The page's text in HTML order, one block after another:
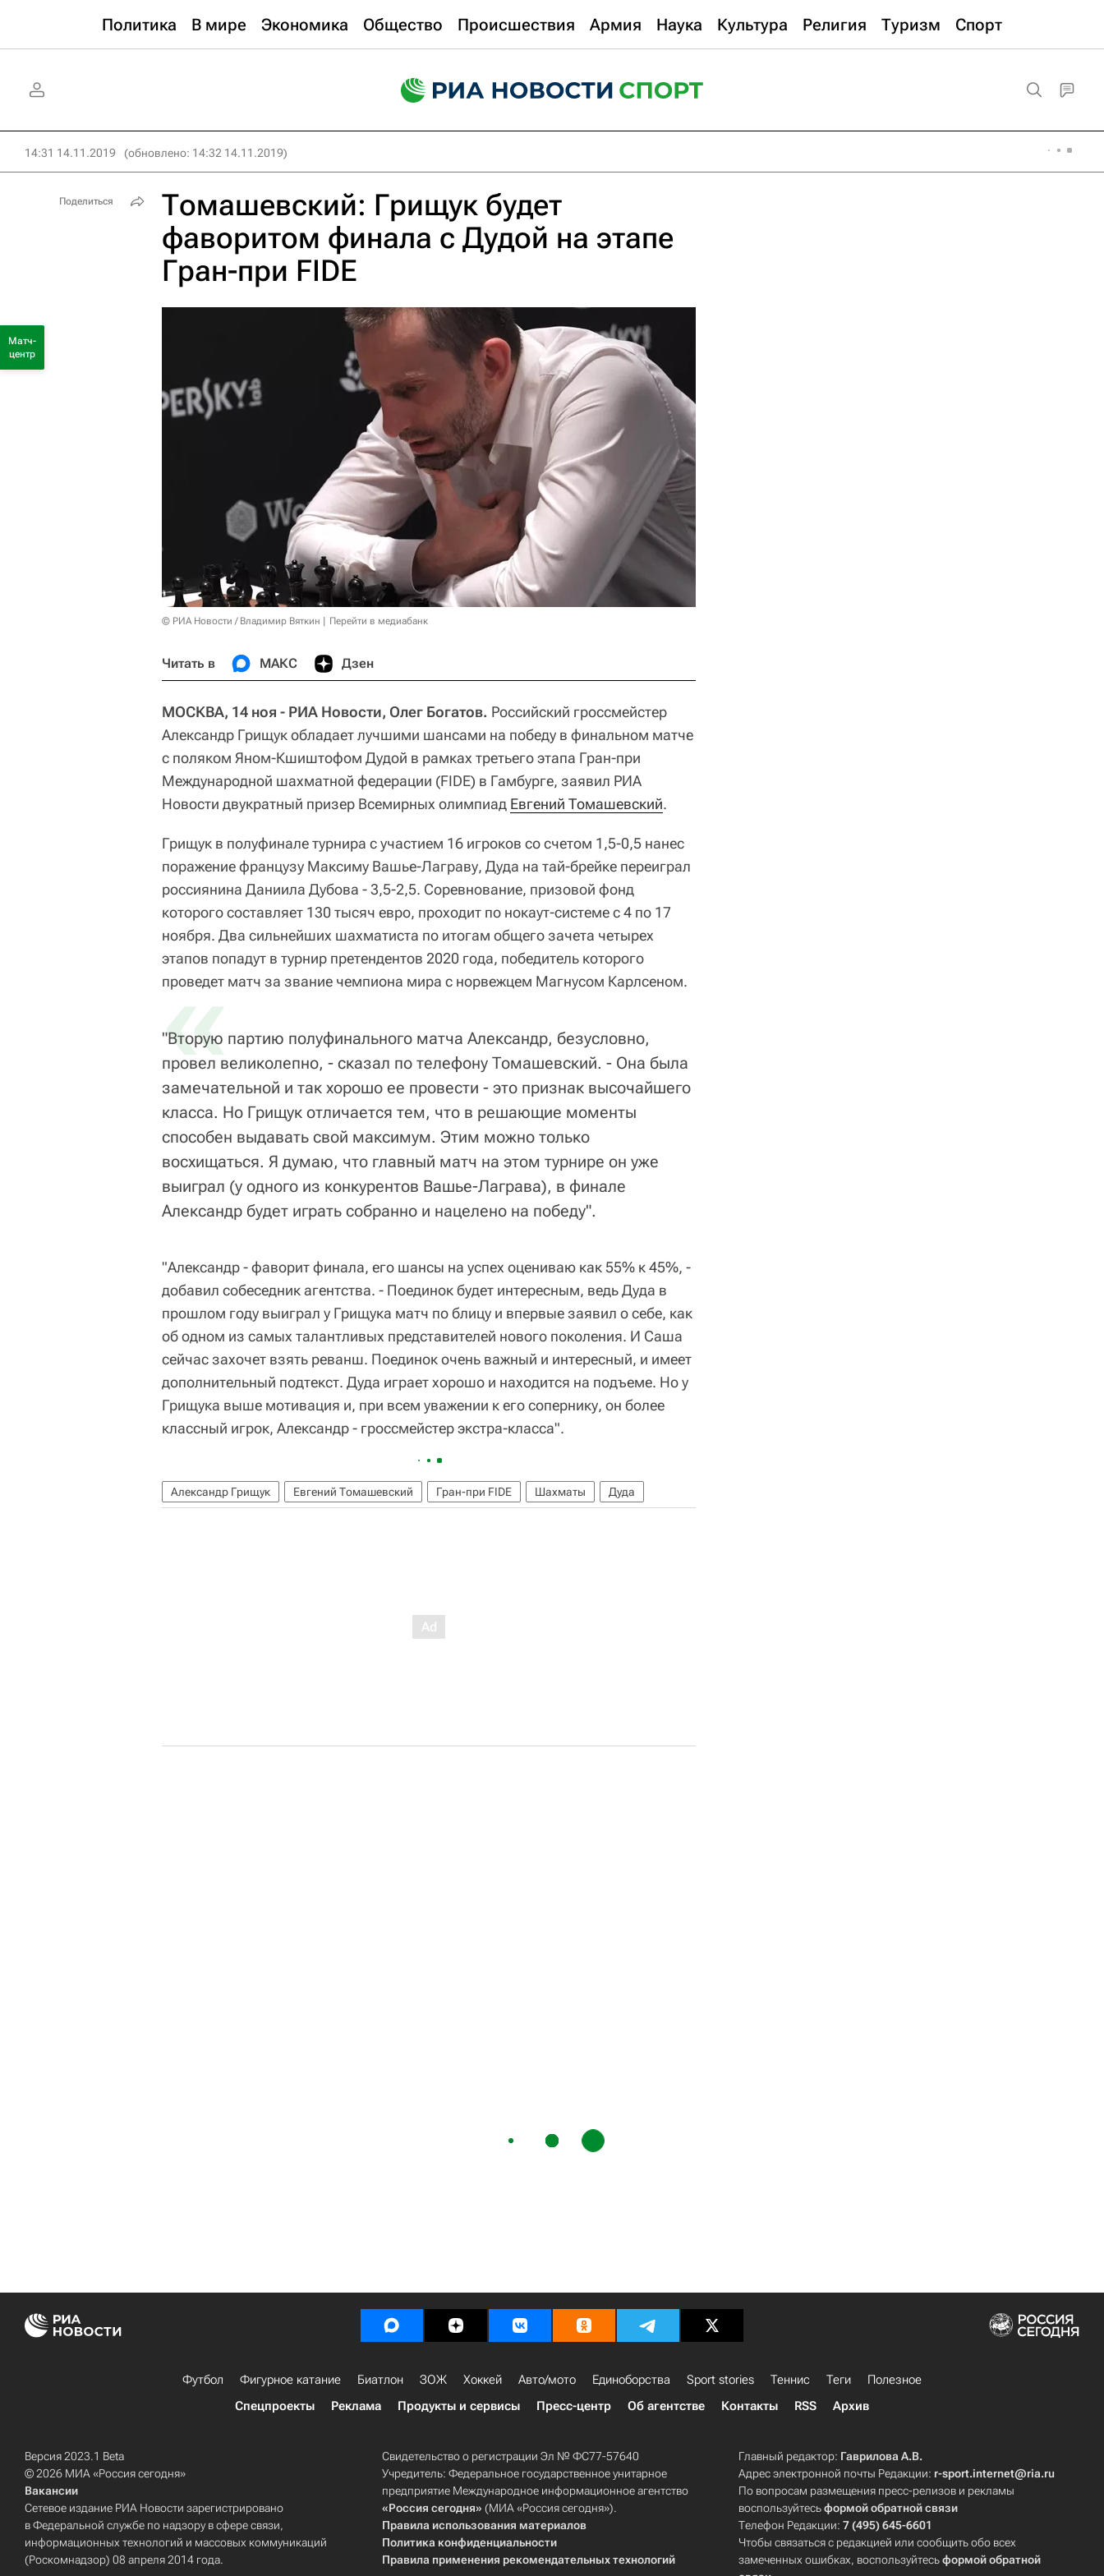
Политика В мире Экономика Общество Происшествия Армия Наука Культура Религия Туризм Спорт
14:31 14.11.2019 (обновлено: 14:32 14.11.2019)
Томашевский: Грищук будет
фаворитом финала с Дудой на этапе
Гран-при FIDE
© РИА Новости / Владимир Вяткин Перейти в медиабанк
Читать в МАКС Дзен
МОСКВА, 14 ноя - РИА Новости, Олег Богатов. Российский гроссмейстер
Александр Грищук обладает лучшими шансами на победу в финальном матче
с поляком Яном-Кшиштофом Дудой в рамках третьего этапа Гран-при
Международной шахматной федерации (FIDE) в Гамбурге, заявил РИА
Новости двукратный призер Всемирных олимпиад Евгений Томашевский.
Грищук в полуфинале турнира с участием 16 игроков со счетом 1,5-0,5 нанес
поражение французу Максиму Вашье-Лаграву, Дуда на тай-брейке переиграл
россиянина Даниила Дубова - 3,5-2,5. Соревнование, призовой фонд
которого составляет 130 тысяч евро, проходит по нокаут-системе с 4 по 17
ноября. Два сильнейших шахматиста по итогам общего зачета четырех
этапов попадут в турнир претендентов 2020 года, победитель которого
проведет матч за звание чемпиона мира с норвежцем Магнусом Карлсеном.
«
"Вторую партию полуфинального матча Александр, безусловно,
провел великолепно, - сказал по телефону Томашевский. - Она была
замечательной и так хорошо ее провести - это признак высочайшего
класса. Но Грищук отличается тем, что в решающие моменты
способен выдавать свой максимум. Этим можно только
восхищаться. Я думаю, что главный матч на этом турнире он уже
выиграл (у одного из конкурентов Вашье-Лаграва), в финале
Александр будет играть собранно и нацелено на победу".
"Александр - фаворит финала, его шансы на успех оцениваю как 55% к 45%, -
добавил собеседник агентства. - Поединок будет интересным, ведь Дуда в
прошлом году выиграл у Грищука матч по блицу и впервые заявил о себе, как
об одном из самых талантливых представителей нового поколения. И Саша
сейчас захочет взять реванш. Поединок очень важный и интересный, и имеет
дополнительный подтекст. Дуда играет хорошо и находится на подъеме. Но у
Грищука выше мотивация и, при всем уважении к его сопернику, он более
классный игрок, Александр - гроссмейстер экстра-класса".
Александр Грищук Евгений Томашевский Гран-при FIDE Шахматы Дуда
Поделиться
Матч-
центр
Футбол Фигурное катание Биатлон ЗОЖ Хоккей Авто/мото Единоборства Sport stories Теннис Теги
Полезное
Спецпроекты
Реклама Продукты и сервисы Пресс-центр Об агентстве Контакты RSS Архив
Версия 2023.1 Beta
© 2026 МИА «Россия сегодня»
Вакансии
Сетевое издание РИА Новости зарегистрировано
в Федеральной службе по надзору в сфере связи,
информационных технологий и массовых коммуникаций
(Роскомнадзор) 08 апреля 2014 года.
Свидетельство о регистрации Эл № ФС77-57640
Учредитель: Федеральное государственное унитарное
предприятие Международное информационное агентство
«Россия сегодня» (МИА «Россия сегодня»).
Правила использования материалов
Политика конфиденциальности
Правила применения рекомендательных технологий
Главный редактор: Гаврилова А.В.
Адрес электронной почты Редакции: r-sport.internet@ria.ru
По вопросам размещения пресс-релизов и рекламы
воспользуйтесьформой обратной связи
Телефон Редакции:7 (495) 645-6601
Чтобы связаться с редакцией или сообщить обо всех
замеченных ошибках, воспользуйтесьформой обратной